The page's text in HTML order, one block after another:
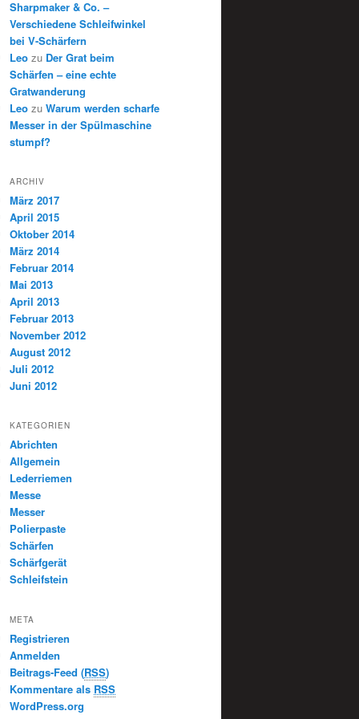
Sharpmaker & Co. –
Verschiedene Schleifwinkel
bei V-Schärfern
Leo zu Der Grat beim
Schärfen – eine echte
Gratwanderung
Leo zu Warum werden scharfe
Messer in der Spülmaschine
stumpf?
ARCHIV
März 2017
April 2015
Oktober 2014
März 2014
Februar 2014
Mai 2013
April 2013
Februar 2013
November 2012
August 2012
Juli 2012
Juni 2012
KATEGORIEN
Abrichten
Allgemein
Lederriemen
Messe
Messer
Polierpaste
Schärfen
Schärfgerät
Schleifstein
META
Registrieren
Anmelden
Beitrags-Feed (RSS)
Kommentare als RSS
WordPress.org